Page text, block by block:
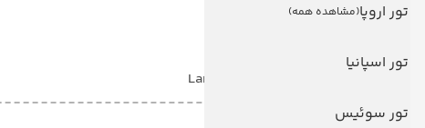
تور اروپا(مشاهده همه)
تور اسپانیا
تور سوئیس
NH COLLECTION
با صبحانه
Land View